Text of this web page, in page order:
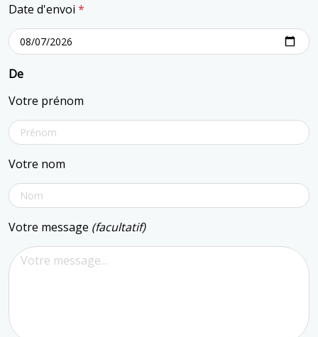
Date d'envoi *
De
Votre prénom
Votre nom
Votre message (facultatif)